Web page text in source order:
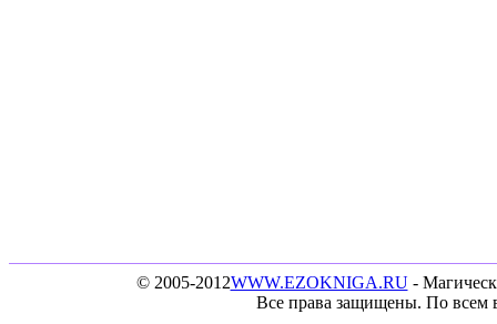
© 2005-2012WWW.EZOKNIGA.RU-
Все права защищены. По всем